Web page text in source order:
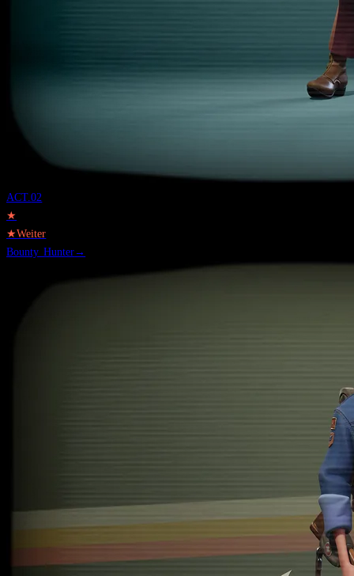
ACT.02
★
★Weiter
Bounty Hunter→